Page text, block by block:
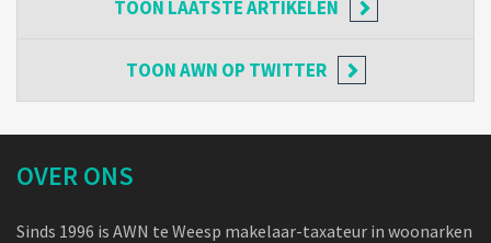
TOON LAATSTE ARTIKELEN
TOONAWN OP TWITTER
OVER ONS
Sinds 1996 is AWN te Weesp makelaar-taxateur in woonarken